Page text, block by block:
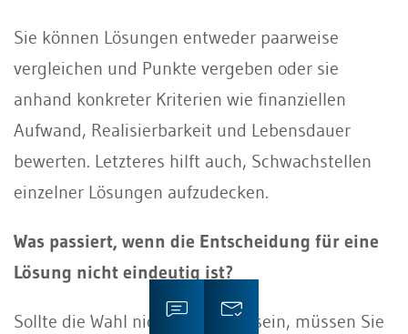
Sie können Lösungen entweder paarweise
vergleichen und Punkte vergeben oder sie
anhand konkreter Kriterien wie finanziellen
Aufwand, Realisierbarkeit und Lebensdauer
bewerten. Letzteres hilft auch, Schwachstellen
einzelner Lösungen aufzudecken.
Was passiert, wenn die Entscheidung für eine
Lösung nicht eindeutig ist?
Sollte die Wahl nicht eindeutig sein, müssen Sie